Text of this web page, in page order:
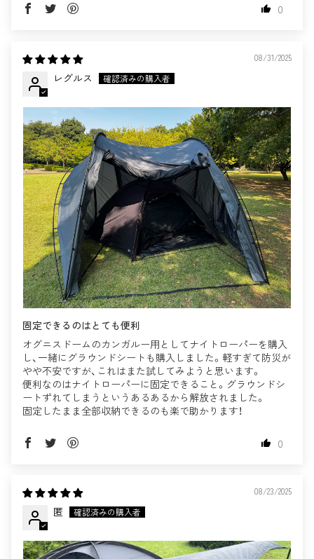
0
08/31/2025
レグルス
固定できるのはとても便利
オグニスドームのカンガルー用としてナイトローパーを購入
し、一緒にグラウンドシートも購入しました。軽すぎて防災が
やや不安ですが、これはまた試してみようと思います。
便利なのはナイトローパーに固定できること。グラウンドシ
ートずれてしまうというあるあるから解放されました。
固定したまま全部収納できるのも楽で助かります！
0
08/23/2025
匿